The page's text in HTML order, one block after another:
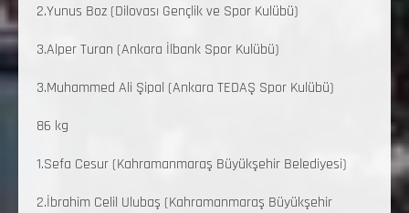
2.Yunus Boz (Dilovası Gençlik ve Spor Kulübü)
3.Alper Turan (Ankara İlbank Spor Kulübü)
3.Muhammed Ali Şipal (Ankara TEDAŞ Spor Kulübü)
86 kg
1.Sefa Cesur (Kahramanmaraş Büyükşehir Belediyesi)
2.İbrahim Celil Ulubaş (Kahramanmaraş Büyükşehir